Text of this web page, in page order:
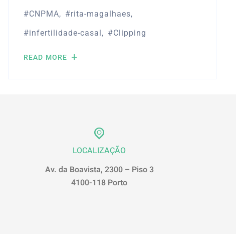
CNPMA
rita-magalhaes
infertilidade-casal
Clipping
READ MORE
LOCALIZAÇÃO
Av. da Boavista, 2300 – Piso 3
4100-118 Porto